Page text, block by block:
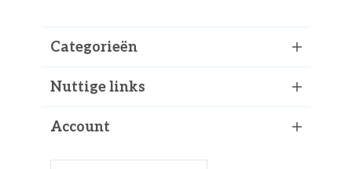
Categorieën
Nuttige links
Account